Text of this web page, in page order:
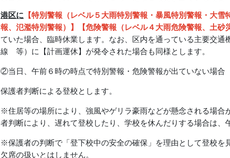
港区に 【特別警報（レベル５大雨特別警報・暴風特別警報・大
報、氾濫特別警報）】【危険警報（レベル４大雨危険警報、土砂
ていた場合、臨時休業します。なお、区内を通っている主要交
線 等）に【計画運休】が発令された場合も同様とします。
②当日、午前６時の時点で特別警報・危険警報が出ていない場合
保護者判断による登校とします。
※住居等の場所により、強風やゲリラ豪雨などが懸念される場合
者判断により、遅れて登校したり、学校を休んだりする場合は、
※保護者の判断で「登下校中の安全の確保」を理由として登校を
欠席の扱いとはしません。